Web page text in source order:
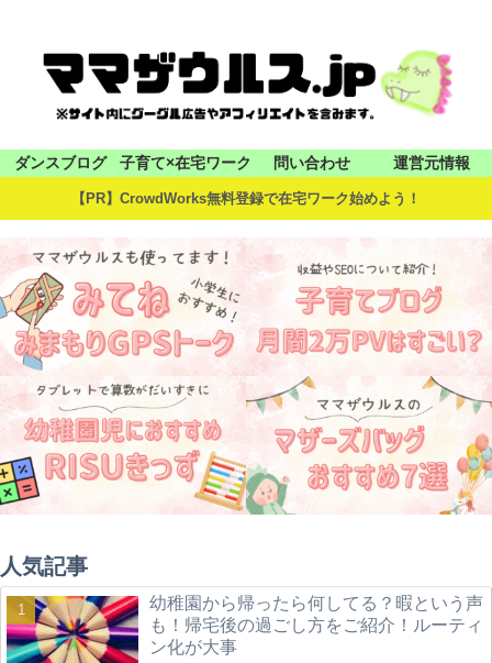
ダンスブログ 子育て×在宅ワーク 問い合わせ 運営元情報
【PR】CrowdWorks無料登録で在宅ワーク始めよう！
人気記事
幼稚園から帰ったら何してる？暇という声
も！帰宅後の過ごし方をご紹介！ルーティ
ン化が大事